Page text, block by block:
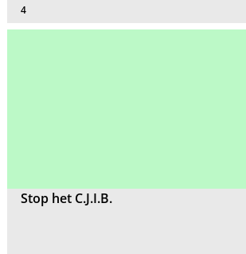
4
Stop het C.J.I.B.